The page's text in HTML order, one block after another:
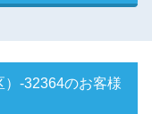
）-32364のお客様